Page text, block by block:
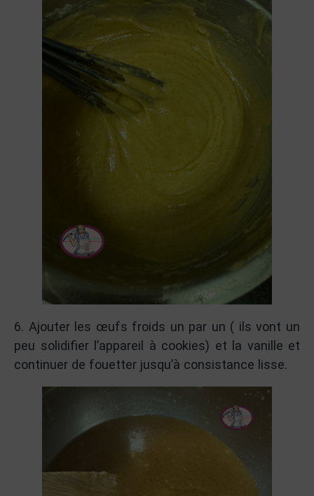
6. Ajouter les œufs froids un par un ( ils vont un
peu solidifier l’appareil à cookies) et la vanille et
continuer de fouetter jusqu’à consistance lisse.